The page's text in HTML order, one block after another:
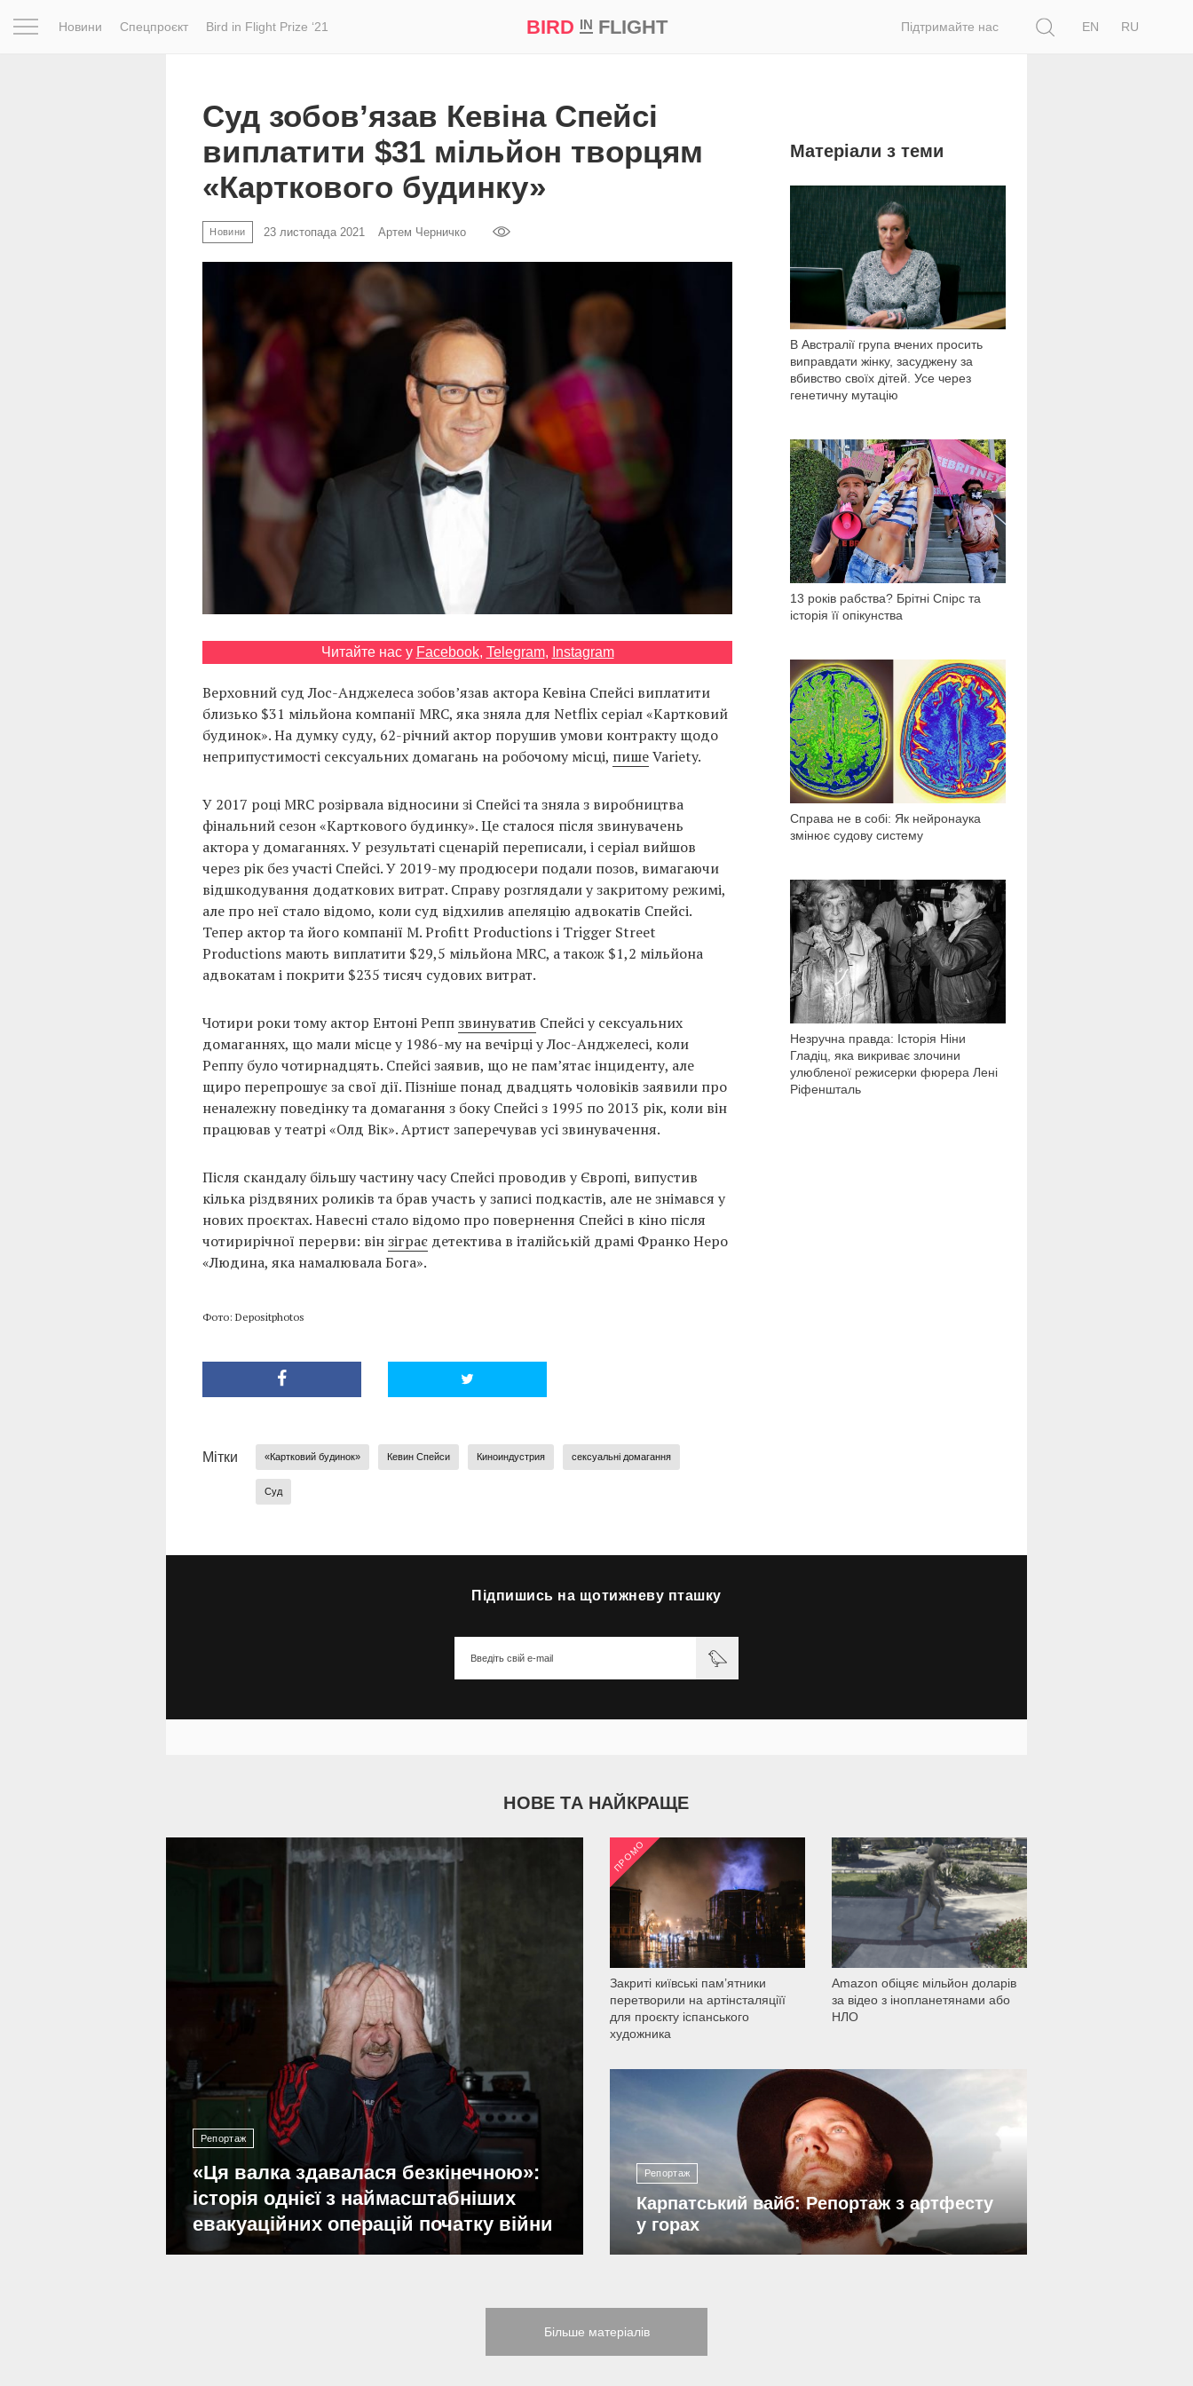
Новини Спецпроєкт Bird in Flight Prize ‘21 BIRD INFLIGHT Підтримайте нас
EN
RU
Суд зобов’язав Кевіна Спейсі
виплатити $31 мільйон творцям
«Карткового будинку»
Новини 23 листопада 2021 Артем Черничко
Читайте нас у Facebook, Telegram, Instagram
Верховний суд Лос-Анджелеса зобов’язав актора Кевіна Спейсі виплатити
близько $31 мільйона компанії MRC, яка зняла для Netflix серіал «Картковий
будинок». На думку суду, 62-річний актор порушив умови контракту щодо
неприпустимості сексуальних домагань на робочому місці, пишеVariety.
У 2017 році MRC розірвала відносини зі Спейсі та зняла з виробництва
фінальний сезон «Карткового будинку». Це сталося після звинувачень
актора у домаганнях. У результаті сценарій переписали, і серіал вийшов
через рік без участі Спейсі. У 2019-му продюсери подали позов, вимагаючи
відшкодування додаткових витрат. Справу розглядали у закритому режимі,
але про неї стало відомо, коли суд відхилив апеляцію адвокатів Спейсі.
Тепер актор та його компанії M. Profitt Productions і Trigger Street
Productions мають виплатити $29,5 мільйона MRC, а також $1,2 мільйона
адвокатам і покрити $235 тисяч судових витрат.
Чотири роки тому актор Ентоні Реппзвинуватив Спейсі у сексуальних
домаганнях, що мали місце у 1986-му на вечірці у Лос-Анджелесі, коли
Реппу було чотирнадцять. Спейсі заявив, що не пам’ятає інциденту, але
щиро перепрошує за свої дії. Пізніше понад двадцять чоловіків заявили про
неналежну поведінку та домагання з боку Спейсі з 1995 по 2013 рік, коли він
працював у театрі «Олд Вік». Артист заперечував усі звинувачення.
Після скандалу більшу частину часу Спейсі проводив у Європі, випустив
кілька різдвяних роликів та брав участь у записі подкастів, але не знімався у
нових проєктах. Навесні стало відомо про повернення Спейсі в кіно після
чотирирічної перерви: вінзіграєдетектива в італійській драмі Франко Неро
«Людина, яка намалювала Бога».
Фото: Depositphotos
Мітки «Картковий будинок» Кевин Спейси Киноиндустрия сексуальні домагання
Суд
Матеріали з теми
В Австралії група вчених просить
виправдати жінку, засуджену за
вбивство своїх дітей. Усе через
генетичну мутацію
13 років рабства? Брітні Спірс та
історія її опікунства
37 128
Справа не в собі: Як нейронаука
змінює судову систему
7 651
Незручна правда: Історія Ніни
Гладіц, яка викриває злочини
улюбленої режисерки фюрера Лені
Ріфеншталь
16 590
Підпишись на щотижневу пташку
НОВЕ ТА НАЙКРАЩЕ
Репортаж
«Ця валка здавалася безкінечною»:
історія однієї з наймасштабніших
евакуаційних операцій початку війни
ПРОМО
Закриті київські пам’ятники
перетворили на артінсталяціїї
для проєкту іспанського
художника
2 035
Amazon обіцяє мільйон доларів
за відео з інопланетянами або
НЛО
1 501
Репортаж
Карпатський вайб: Репортаж з артфесту
у горах
Більше матеріалів